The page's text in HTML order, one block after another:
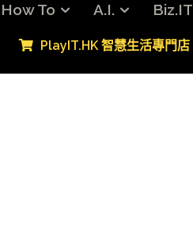
How To A.I. Biz.IT
PlayIT.HK 智慧生活專門店